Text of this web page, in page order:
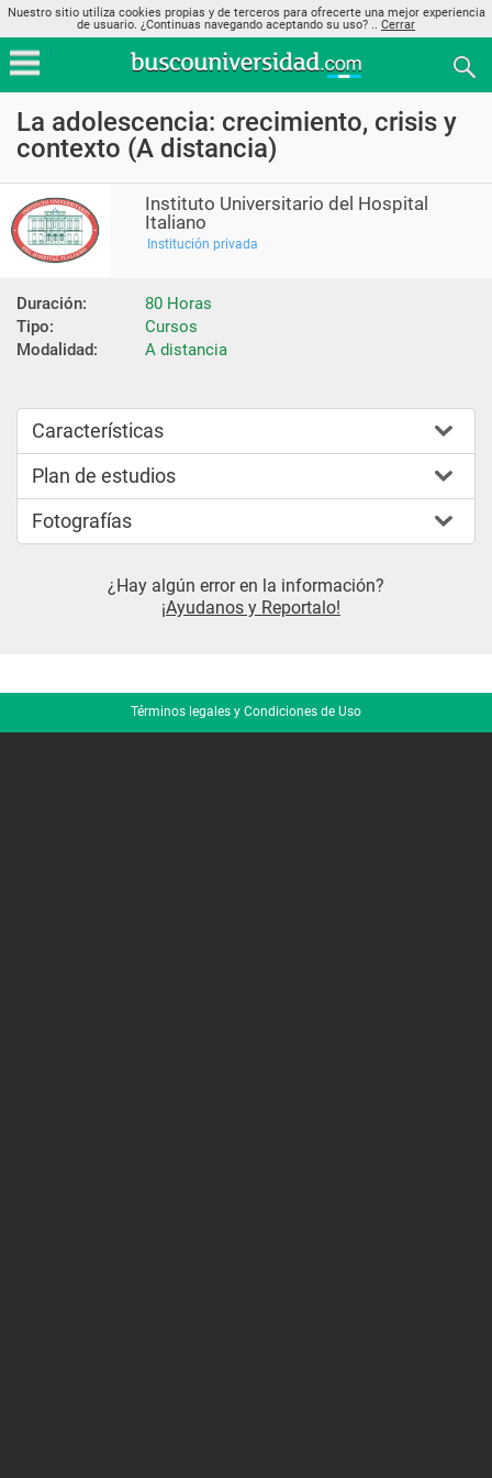
Nuestro sitio utiliza cookies propias y de terceros para ofrecerte una mejor experiencia
de usuario. ¿Continuas navegando aceptando su uso? .. Cerrar
La adolescencia: crecimiento, crisis y
contexto (A distancia)
Instituto Universitario del Hospital
Italiano
Institución privada
Duración:
80 Horas
Tipo:
Cursos
Modalidad:
A distancia
Características
Plan de estudios
Fotografías
¿Hay algún error en la información?
¡Ayudanos y Reportalo!
Términos legales y Condiciones de Uso